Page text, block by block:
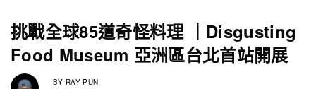
挑戰全球85道奇怪料理 ｜Disgusting
Food Museum 亞洲區台北首站開展
BY RAY PUN